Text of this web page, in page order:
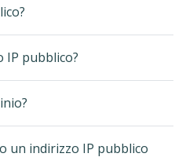
IP pubblico?
un indirizzo IP pubblico